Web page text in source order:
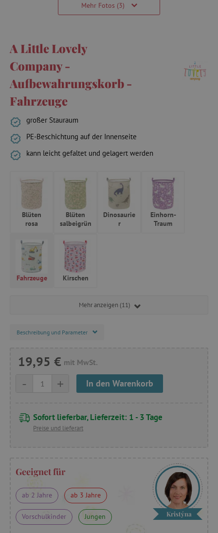
Mehr Fotos (3)
A Little Lovely
Company -
Aufbewahrungskorb -
Fahrzeuge
großer Stauraum
PE-Beschichtung auf der Innenseite
kann leicht gefaltet und gelagert werden
Blüten
rosa
Blüten
salbeigrün
Dinosaurie
r
Einhorn-
Traum
Fahrzeuge Kirschen
Mehr anzeigen (11)
Beschreibung und Parameter
19,95 € mit MwSt.
+
- In den Warenkorb
Sofort lieferbar, Lieferzeit: 1 - 3 Tage
Preise und lieferart
Geeignet für
ab 2 Jahre ab 3 Jahre
Vorschulkinder Jungen Kristýna